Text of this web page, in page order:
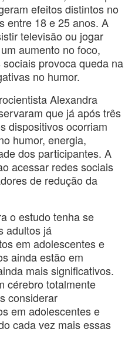
efeitos distintos no
entre 18 e 25 anos. A
televisão ou jogar
aumento no foco,
provoca queda na
no humor.
Alexandra
que já após três
dispositivos ocorriam
humor, energia,
dos participantes. A
acessar redes sociais
de redução da
o estudo tenha se
adultos já
em adolescentes e
ainda estão em
mais significativos.
cérebro totalmente
considerar
em adolescentes e
cada vez mais essas